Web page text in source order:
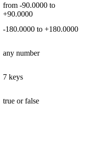
from -90.0000 to
+90.0000
-180.0000 to +180.0000
any number
7 keys
true or false